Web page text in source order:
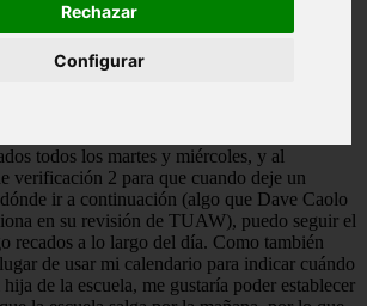
Rechazar
Configurar
aún más completa para hacer las cosas
el momento correcto. . momento justo.
usar una aplicación como Checkmark
intensas, ya que generalmente estoy
cuando estoy lidiando con “Daddy Duty” de
2 es realmente útil. Tiendo a
todos los martes y miércoles, y al
verificación 2 para que cuando deje un
ir a continuación (algo que Dave Caolo
en su revisión de TUAW), puedo seguir el
recados a lo largo del día. Como también
de usar mi calendario para indicar cuándo
de la escuela, me gustaría poder establecer